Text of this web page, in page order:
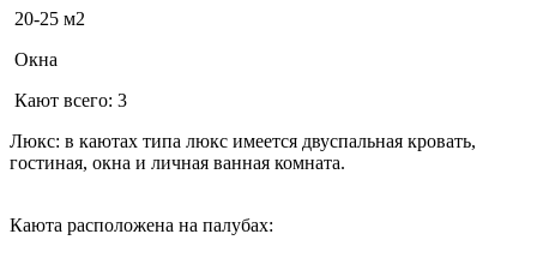
20-25 м2
Окна
Кают всего: 3
Люкс: в каютах типа люкс имеется двуспальная кровать,
гостиная, окна и личная ванная комната.
Каюта расположена на палубах: